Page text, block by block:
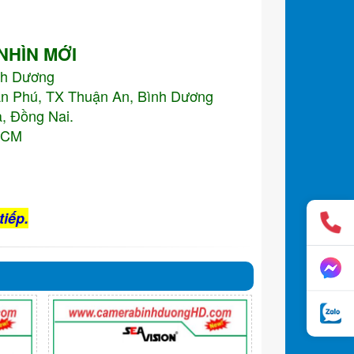
MỚI
Dương
Phú, TX Thuận An, Bình Dương
Đồng Nai.